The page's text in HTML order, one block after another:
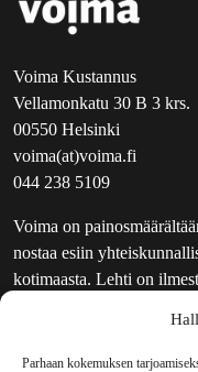
Parhaan kokemuksen
Voima Kustannus
Vellamonkatu 30 B 3 krs.
00550 Helsinki
voima(at)voima.fi
044 238 5109
Voima on
nostaa esiin
kotimaasta. Lehti on
UUTISKIRJE